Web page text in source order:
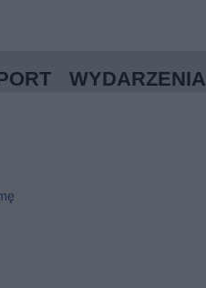
WYDARZENIA